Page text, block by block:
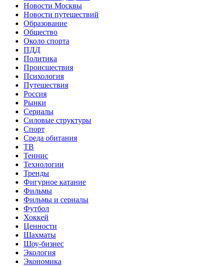
Новости Москвы
Новости путешествий
Образование
Общество
Около спорта
ПДД
Политика
Происшествия
Психология
Путешествия
Россия
Рынки
Сериалы
Силовые структуры
Спорт
Среда обитания
ТВ
Теннис
Технологии
Тренды
Фигурное катание
Фильмы
Фильмы и сериалы
Футбол
Хоккей
Ценности
Шахматы
Шоу-бизнес
Экология
Экономика